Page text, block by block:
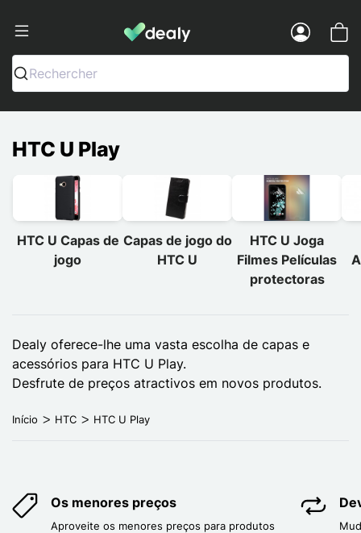
Dealy - Capas e acessórios para
Rechercher
HTC U Play
HTC U Capas de
jogo
Capas de jogo do
HTC U
HTC U Joga
Filmes Películas
protectoras
Dealy oferece-lhe uma vasta escolha de capas e
acessórios para HTC U Play.
Desfrute de preços atractivos em novos produtos.
Início HTC HTC U Play
Os menores preços
Aproveite os menores preços para produtos